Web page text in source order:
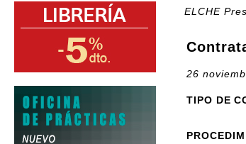
ELCHE
26
TIPO DE